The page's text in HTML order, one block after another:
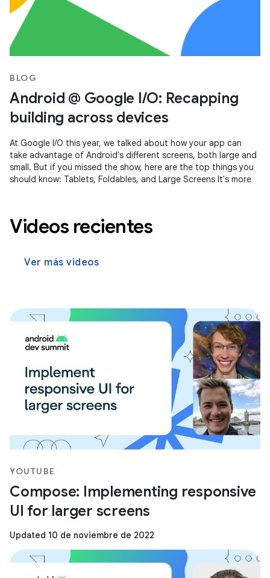
BLOG
Android @ Google I/O: Recapping
building across devices
At Google I/O this year, we talked about how your app can
take advantage of Android's different screens, both large and
small. But if you missed the show, here are the top things you
should know: Tablets, Foldables, and Large Screens It's more
Videos recientes
Ver más videos
YOUTUBE
Compose: Implementing responsive
UI for larger screens
Updated 10 de noviembre de 2022